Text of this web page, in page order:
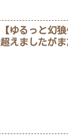
【ゆるっと幻
超えましたが